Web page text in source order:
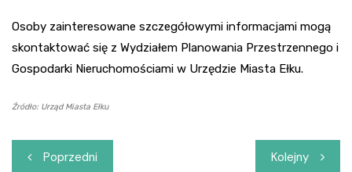
Osoby zainteresowane szczegółowymi informacjami mogą
skontaktować się z Wydziałem Planowania Przestrzennego i
Gospodarki Nieruchomościami w Urzędzie Miasta Ełku.
Źródło: Urząd Miasta Ełku
Nawigacja
Poprzedni Kolejny